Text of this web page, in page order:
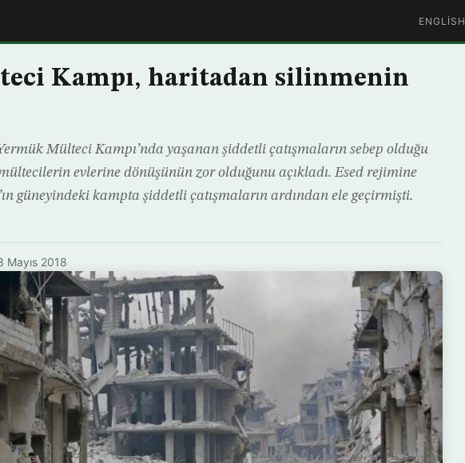
ENGLISH
Kampı, haritadan silinmenin
Mülteci Kampı’nda yaşanan şiddetli çatışmaların sebep olduğu
evlerine dönüşünün zor olduğunu açıkladı. Esed rejimine
güneyindeki kampta şiddetli çatışmaların ardından ele geçirmişti.
Mayıs 2018